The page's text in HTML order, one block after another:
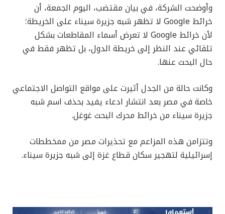
وأوضحت الشركة، في بيان مقتضب، اليوم الجمعة، أن
خرائط Google لا تظهر شبه جزيرة سيناء على الخريطة؛
لأن خرائط Google لا تعرض أسماء المقاطعات بشكل
تلقائي عند النظر إلى خريطة الدول، بل تظهر فقط في
حال البحث عنها.
وكانت حالة من الجدل أثيرت على مواقع التواصل الاجتماعي
خاصة في مصر بعد انتشار ادعاء يفيد بحذف اسم شبه
جزيرة سيناء من خرائط محرك البحث غوغل.
وتتزامن هذه المزاعم مع تحذيرات مصر من ممخططات
إسرائيلية لتهجير سكان قطاع غزة إلى شبه جزيرة سيناء.